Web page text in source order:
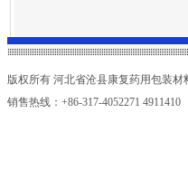
版权所有 河北省沧县康复药用包装
销售热线：+86-317-4052271